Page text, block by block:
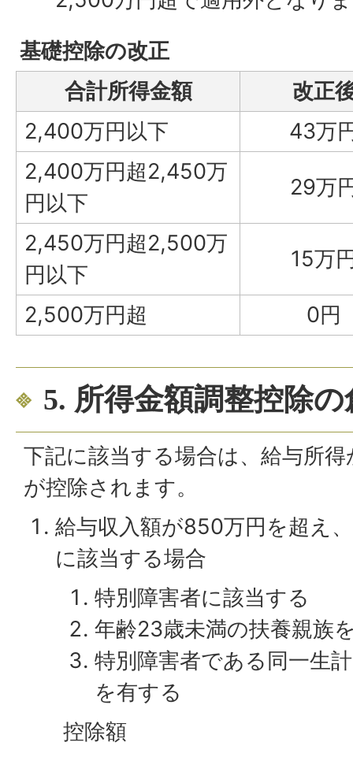
基礎控除の改正
合計所得金額
改正
2,400万円以下
43万
2,400万円超2,450万
円以下
29万
2,450万円超2,500万
円以下
15万
2,500万円超 0円
5. 所得金額調整控除の
下記に該当する場合は、給与所
が控除されます。
給与収入額が850万円を超え
に該当する場合
特別障害者に該当する
年齢23歳未満の扶養親族
特別障害者である同一生
を有する
控除額